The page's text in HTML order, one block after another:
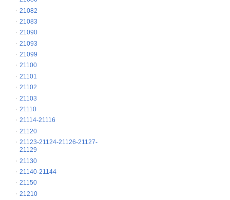
21082
21083
21090
21093
21099
21100
21101
21102
21103
21110
21114-21116
21120
21123-21124-21126-21127-
21129
21130
21140-21144
21150
21210